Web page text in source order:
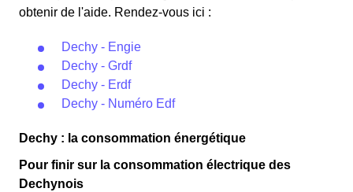
obtenir de l'aide. Rendez-vous ici :
Dechy - Engie
Dechy - Grdf
Dechy - Erdf
Dechy - Numéro Edf
Dechy : la consommation énergétique
Pour finir sur la consommation électrique des
Dechynois